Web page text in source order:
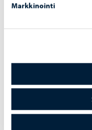
Markkinointi
Por­voon
kun­nan